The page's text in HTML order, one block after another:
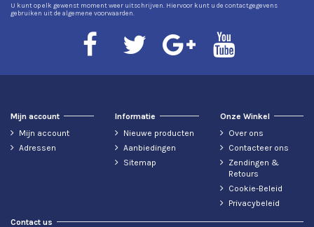
U kunt op elk gewenst moment weer uitschrijven. Hiervoor kunt u de contactgegevens
gebruiken uit de algemene voorwaarden.
Mijn account
Mijn account
Adressen
Informatie
Nieuwe producten
Aanbiedingen
Sitemap
Onze Winkel
Over ons
Contacteer ons
Zendingen &
Retours
Cookie-Beleid
Privacybeleid
Contact us